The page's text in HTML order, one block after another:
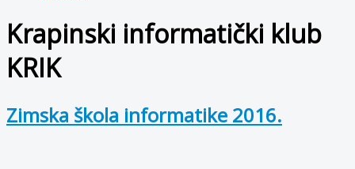
Krapinski informatički klub
KRIK
Zimska škola informatike 2016.